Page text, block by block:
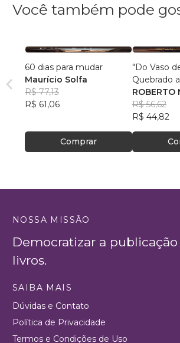
Você também pode
60 dias para mudar
Maurício Solfa
R$ 77,13
R$ 61,06
Comprar
"Do Vaso
Quebrado
Mãos
ROBERTO
R$ 56,62
R$ 44,82
NOSSA MISSÃO
Democratizar a
livros.
SAIBA MAIS
Dúvidas e Contato
Política de Privacidade
Termos e Condições de Uso